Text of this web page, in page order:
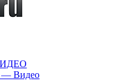
— Видео